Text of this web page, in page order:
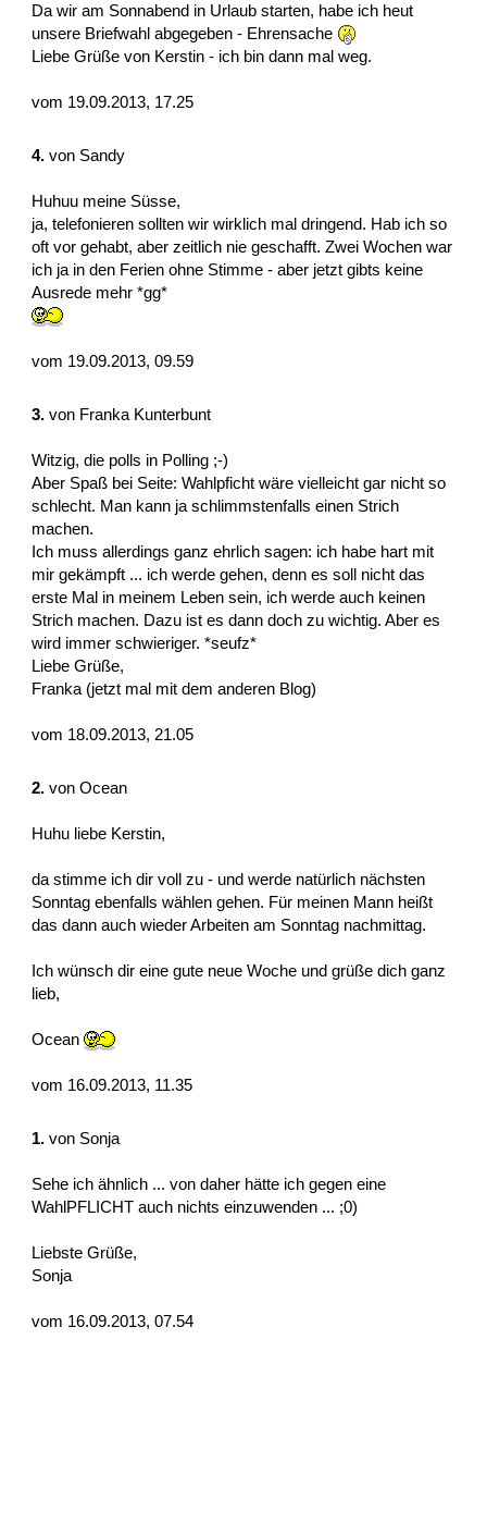
Da wir am Sonnabend in Urlaub starten, habe ich heut
unsere Briefwahl abgegeben - Ehrensache
Liebe Grüße von Kerstin - ich bin dann mal weg.
vom 19.09.2013, 17.25
4. von Sandy
Huhuu meine Süsse,
ja, telefonieren sollten wir wirklich mal dringend. Hab ich so
oft vor gehabt, aber zeitlich nie geschafft. Zwei Wochen war
ich ja in den Ferien ohne Stimme - aber jetzt gibts keine
Ausrede mehr *gg*
vom 19.09.2013, 09.59
3. von Franka Kunterbunt
Witzig, die polls in Polling ;-)
Aber Spaß bei Seite: Wahlpficht wäre vielleicht gar nicht so
schlecht. Man kann ja schlimmstenfalls einen Strich
machen.
Ich muss allerdings ganz ehrlich sagen: ich habe hart mit
mir gekämpft ... ich werde gehen, denn es soll nicht das
erste Mal in meinem Leben sein, ich werde auch keinen
Strich machen. Dazu ist es dann doch zu wichtig. Aber es
wird immer schwieriger. *seufz*
Liebe Grüße,
Franka (jetzt mal mit dem anderen Blog)
vom 18.09.2013, 21.05
2. von Ocean
Huhu liebe Kerstin,
da stimme ich dir voll zu - und werde natürlich nächsten
Sonntag ebenfalls wählen gehen. Für meinen Mann heißt
das dann auch wieder Arbeiten am Sonntag nachmittag.
Ich wünsch dir eine gute neue Woche und grüße dich ganz
lieb,
Ocean
vom 16.09.2013, 11.35
1. von Sonja
Sehe ich ähnlich ... von daher hätte ich gegen eine
WahlPFLICHT auch nichts einzuwenden ... ;0)
Liebste Grüße,
Sonja
vom 16.09.2013, 07.54